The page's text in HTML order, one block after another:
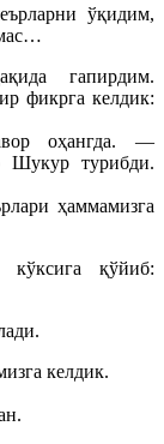
ўқидим,
гапирдим.
фикрга келдик:
оҳангда. —
Шукур турибди.
ҳаммамизга
қўйиб:
келдик.